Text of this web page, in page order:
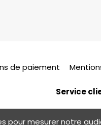
de paiement
Service
pour mesurer notre